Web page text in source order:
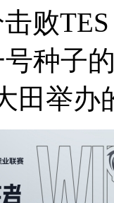
败
种子
田举办